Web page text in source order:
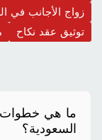
زواج الأجانب في
توثيق عقد نكاح
ما هي خطوات
السعودية؟